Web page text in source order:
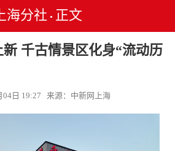
上海分社 • 正文
千古情景区化身“流动历
04日 19:27 来源：中新网上海